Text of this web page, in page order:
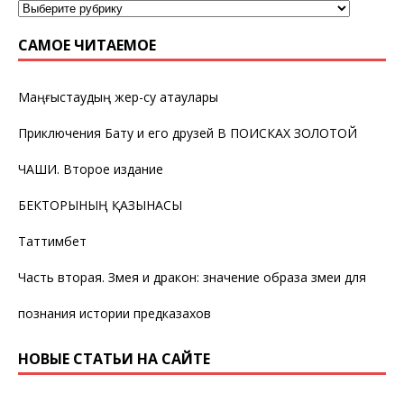
САМОЕ ЧИТАЕМОЕ
Маңғыстаудың жер-су атаулары
Приключения Бату и его друзей В ПОИСКАХ ЗОЛОТОЙ
ЧАШИ. Второе издание
БЕКТОРЫНЫҢ ҚАЗЫНАСЫ
Таттимбет
Часть вторая. Змея и дракон: значение образа змеи для
познания истории предказахов
НОВЫЕ СТАТЬИ НА САЙТЕ